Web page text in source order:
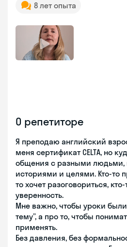
8 лет опыта
О репетиторе
Я преподаю английский
меня сертификат CELTA, но
общения с разными
историями и целями. Кто-то
то хочет разоговориться,
уверенность.
Мне важно, чтобы уроки
тему”, а про то, чтобы
применять.
Без давления, без